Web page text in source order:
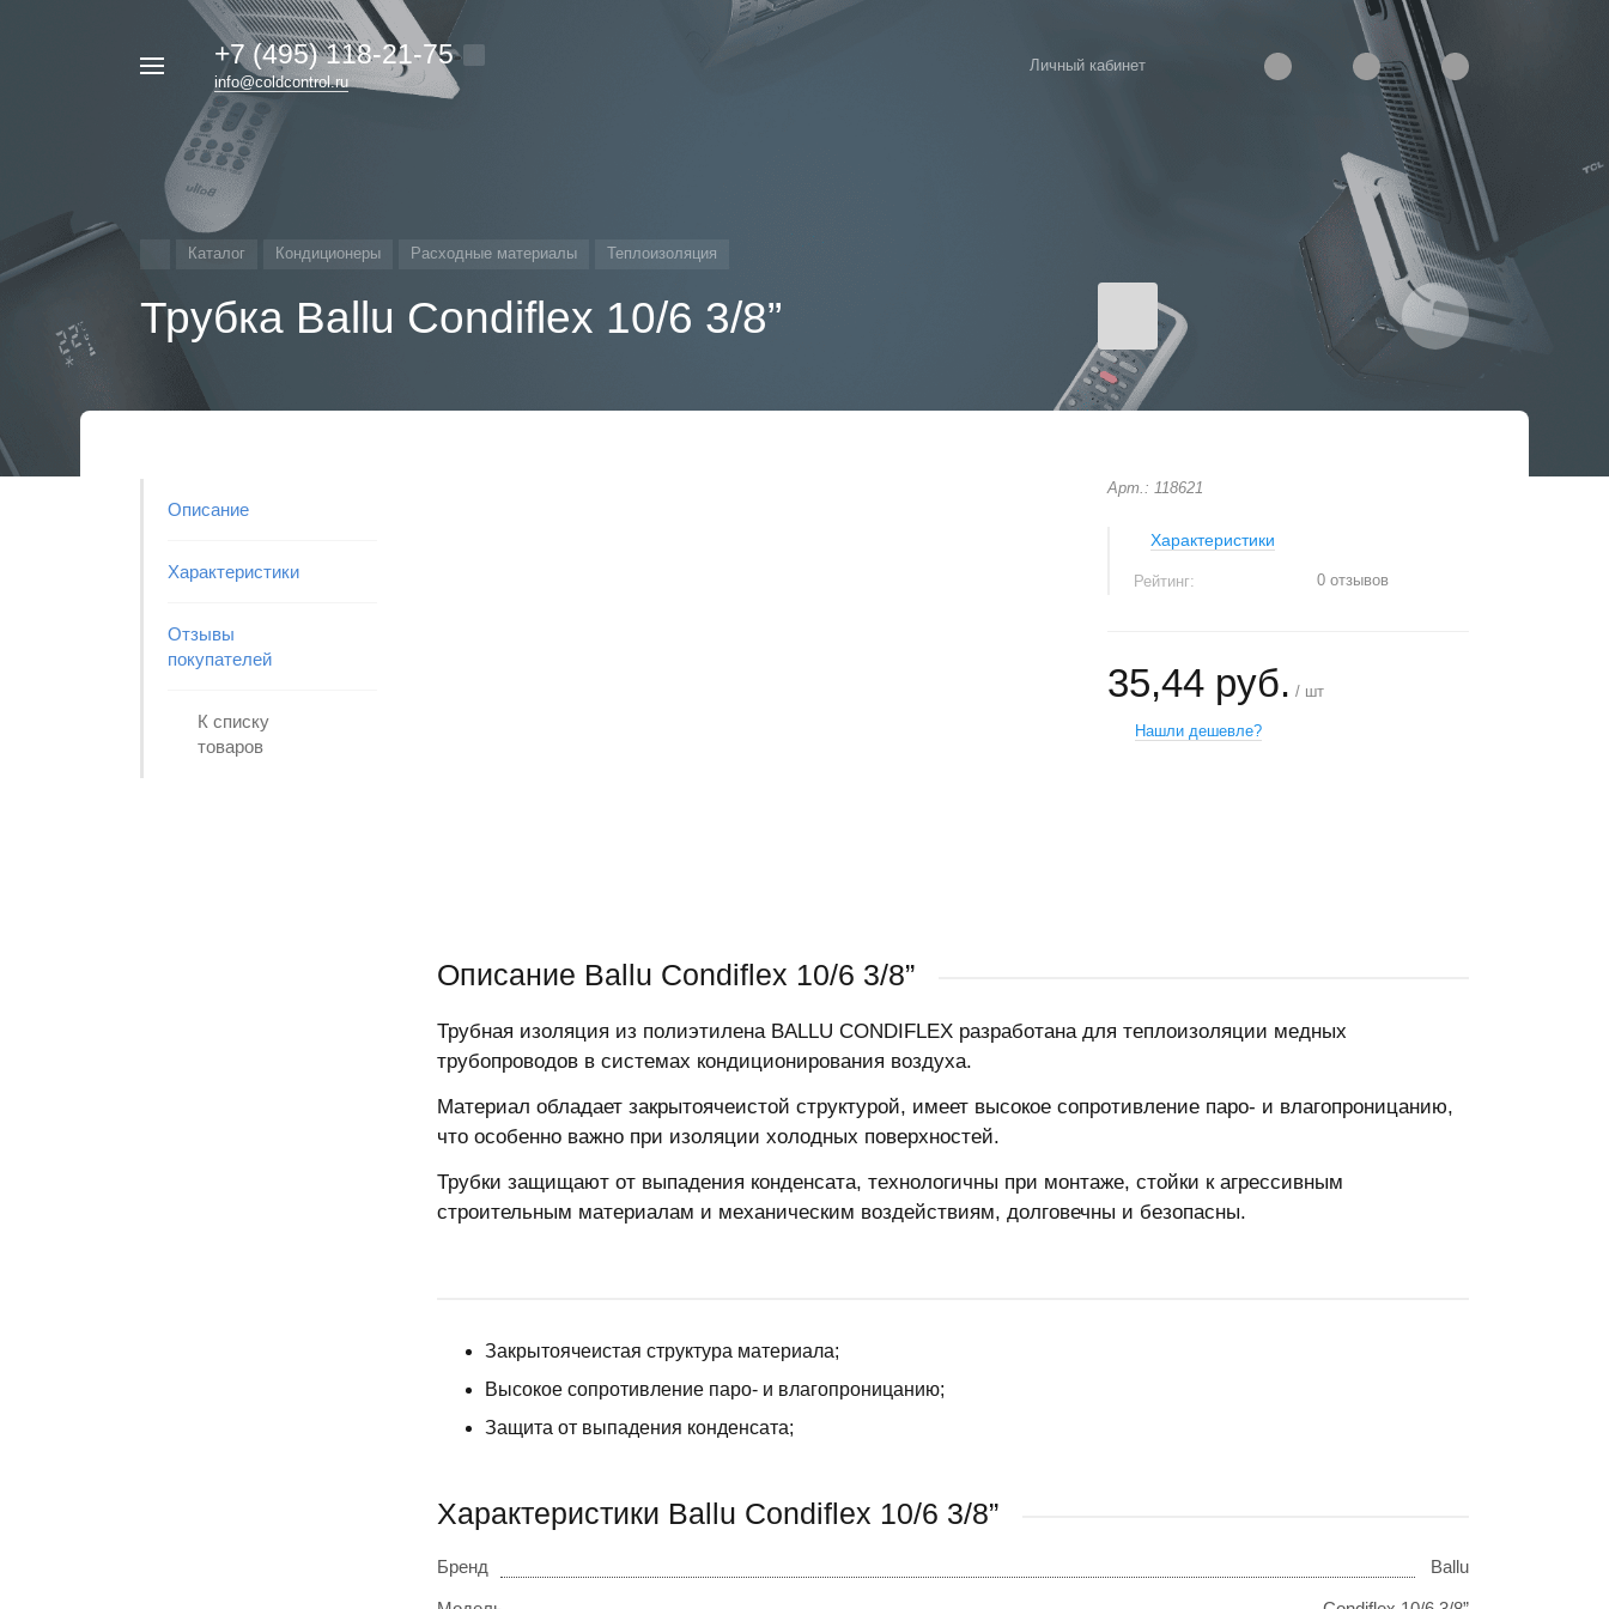
+7 (495) 118-21-75
info@coldcontrol.ru
Личный кабинет
Каталог Кондиционеры Расходные материалы Теплоизоляция
Трубка Ballu Condiflex 10/6 3/8”
Описание
Характеристики
Отзывы
покупателей
К списку
товаров
Арт.: 118621
Характеристики
Рейтинг: 0 отзывов
35,44 руб. / шт
Нашли дешевле?
Описание Ballu Condiflex 10/6 3/8”
Трубная изоляция из полиэтилена BALLU CONDIFLEX разработана для теплоизоляции медных
трубопроводов в системах кондиционирования воздуха.
Материал обладает закрытоячеистой структурой, имеет высокое сопротивление паро- и влагопроницанию,
что особенно важно при изоляции холодных поверхностей.
Трубки защищают от выпадения конденсата, технологичны при монтаже, стойки к агрессивным
строительным материалам и механическим воздействиям, долговечны и безопасны.
Закрытоячеистая структура материала;
Высокое сопротивление паро- и влагопроницанию;
Защита от выпадения конденсата;
Характеристики Ballu Condiflex 10/6 3/8”
Бренд Ballu